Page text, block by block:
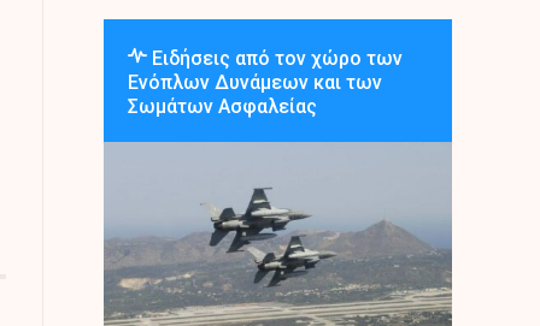
Ειδήσεις από τον χώρο των
Ενόπλων Δυνάμεων και των
Σωμάτων Ασφαλείας